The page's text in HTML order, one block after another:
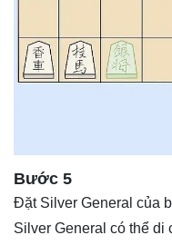
Bước 5
Đặt Silver General của
Silver General có thể di